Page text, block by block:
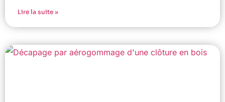
Lire la suite »